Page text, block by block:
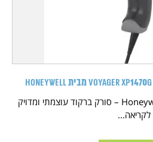
Honeywell Voyager™ XP 1470g – סורק ברקוד עוצמתי ומדויק
לקריאה...